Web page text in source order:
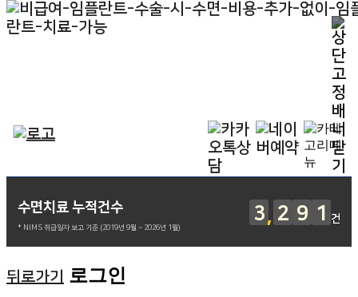
수면치료 누적건수
* NIMS 취급일자 보고 기준 (2019년 9월 ~ 2026년 1월)
3 2 9 1 건
뒤로가기 로그인